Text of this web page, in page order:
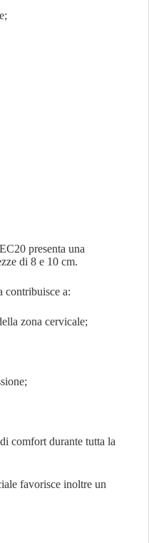
presenta una
di 8 e 10 cm.
contribuisce a:
zona cervicale;
comfort durante tutta la
favorisce inoltre un